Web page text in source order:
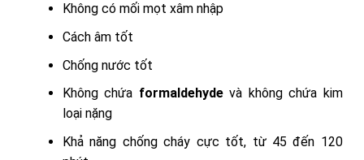
Không có mối mọt xâm nhập
Cách âm tốt
Chống nước tốt
Không chứa formaldehydevà không chứa kim
loại nặng
Khả năng chống cháy cực tốt, từ 45 đến 120